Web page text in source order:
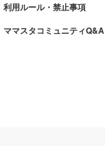
利用ルール・禁止事項
ママスタコミュニティQ&A